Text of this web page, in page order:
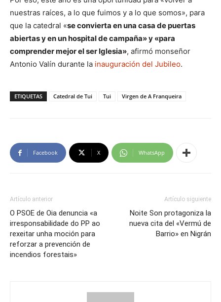
nuestras raíces, a lo que fuimos y a lo que somos», para
que la catedral «se convierta en una casa de puertas
abiertas y en un hospital de campaña» y «para
comprender mejor el ser Iglesia», afirmó monseñor
Antonio Valín durante la inauguración del Jubileo.
ETIQUETAS Catedral de Tui Tui Virgen de A Franqueira
Facebook X WhatsApp
Artículo anterior
O PSOE de Oia denuncia «a
irresponsabilidade do PP ao
rexeitar unha moción para
reforzar a prevención de
incendios forestais»
Artículo siguiente
Noite Son protagoniza la
nueva cita del «Vermú de
Barrio» en Nigrán